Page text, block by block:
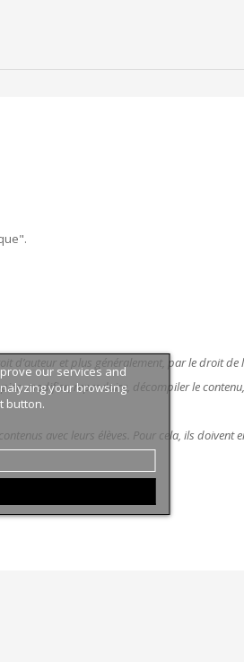
d’auteur et plus généralement, par le droit
modifier, reproduire, décompiler le
avec leurs élèves. Pour cela, ils doivent
our services and
your browsing
button.